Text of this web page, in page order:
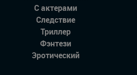
С актерами
Следствие
Триллер
Фэнтези
Эротический